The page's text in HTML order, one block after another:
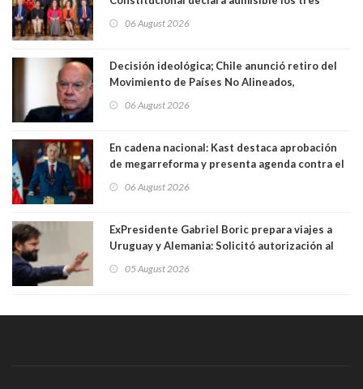
06 August 2026
Decisión ideológica; Chile anunció retiro del
Movimiento de Países No Alineados,
1971. Excanciller Insulza lamentó decisión
06 August 2026
En cadena nacional: Kast destaca aprobación
de megarreforma y presenta agenda contra el
06 August 2026
ExPresidente Gabriel Boric prepara viajes a
Uruguay y Alemania: Solicitó autorización al
05 August 2026